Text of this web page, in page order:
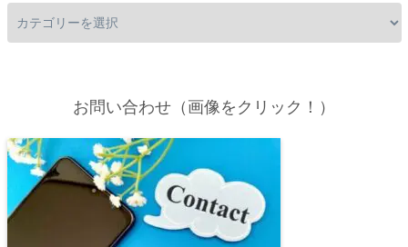
お問い合わせ（画像をクリック！）